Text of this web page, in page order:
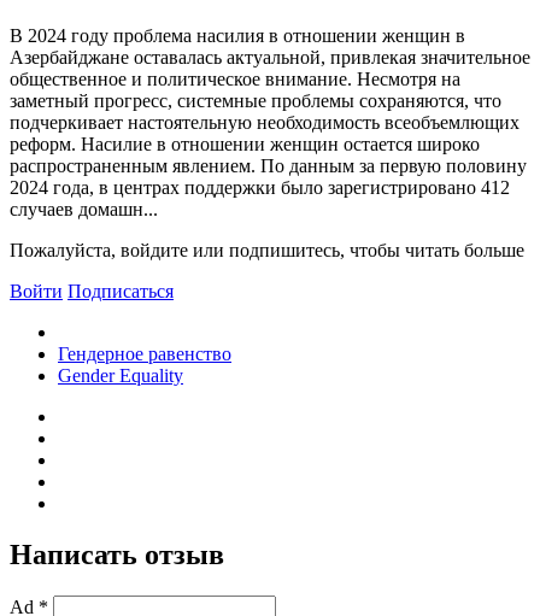
В 2024 году проблема насилия в отношении женщин в
Азербайджане оставалась актуальной, привлекая значительное
общественное и политическое внимание. Несмотря на
заметный прогресс, системные проблемы сохраняются, что
подчеркивает настоятельную необходимость всеобъемлющих
реформ. Насилие в отношении женщин остается широко
распространенным явлением. По данным за первую половину
2024 года, в центрах поддержки было зарегистрировано 412
случаев домашн...
Пожалуйста, войдите или подпишитесь, чтобы читать больше
Войти Подписаться
Гендерное равенство
Gender Equality
Написать отзыв
Ad *